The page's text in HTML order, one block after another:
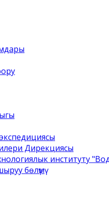
Дирекциясы
институту
бѳлүмү